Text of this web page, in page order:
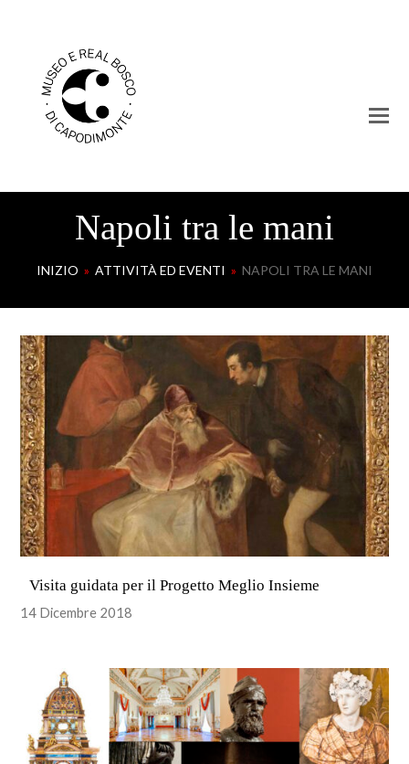
Napoli tra le mani
INIZIO » ATTIVITÀ ED EVENTI » NAPOLI TRA LE MANI
Visita guidata per il Progetto Meglio Insieme
14 Dicembre 2018